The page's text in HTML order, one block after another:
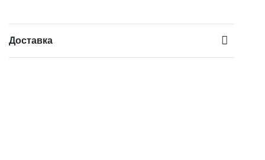
Начальник
караула
Доставка